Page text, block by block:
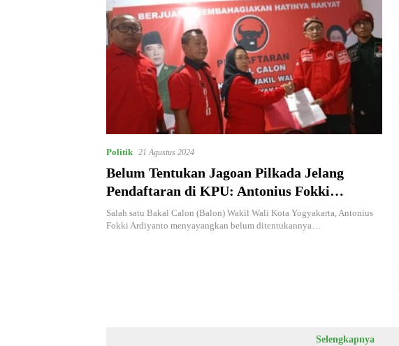
Politik 21 Agustus 2024
Belum Tentukan Jagoan Pilkada Jelang
Pendaftaran di KPU: Antonius Fokki
Ardiyanto Sebut Ada Oknum DPC PDI
Perjuangan Kota Yogyakarta yang Melenceng
Salah satu Bakal Calon (Balon) Wakil Wali Kota Yogyakarta, Antonius
Fokki Ardiyanto menyayangkan belum ditentukannya…
Selengkapnya